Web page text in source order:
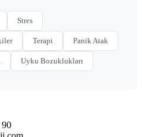
Stres
Terapi Panik Atak
Uyku Bozuklukları
90